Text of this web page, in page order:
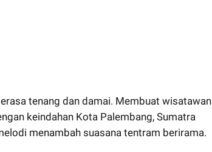
tenang dan damai. Membuat wisatawan
keindahan Kota Palembang, Sumatra
menambah suasana tentram berirama.